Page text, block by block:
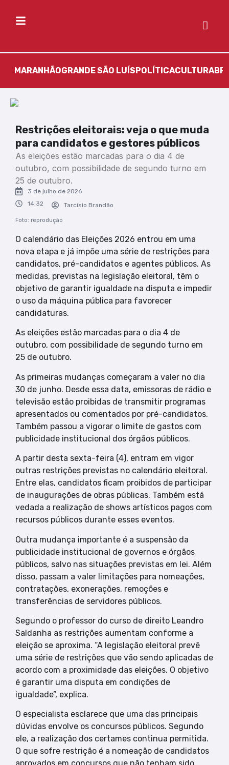
MARANHÃOGRANDE SÃO LUÍSPOLÍTICACULTURA
Restrições eleitorais: veja o que muda
para candidatos e gestores públicos
As eleições estão marcadas para o dia 4 de
outubro, com possibilidade de segundo turno em
25 de outubro.
3 de julho de 2026
14:32
Tarcísio Brandão
Foto: reprodução
O calendário das Eleições 2026 entrou em uma
nova etapa e já impõe uma série de restrições para
candidatos, pré-candidatos e agentes públicos. As
medidas, previstas na legislação eleitoral, têm o
objetivo de garantir igualdade na disputa e impedir
o uso da máquina pública para favorecer
candidaturas.
As eleições estão marcadas para o dia 4 de
outubro, com possibilidade de segundo turno em
25 de outubro.
As primeiras mudanças começaram a valer no dia
30 de junho. Desde essa data, emissoras de rádio e
televisão estão proibidas de transmitir programas
apresentados ou comentados por pré-candidatos.
Também passou a vigorar o limite de gastos com
publicidade institucional dos órgãos públicos.
A partir desta sexta-feira (4), entram em vigor
outras restrições previstas no calendário eleitoral.
Entre elas, candidatos ficam proibidos de participar
de inaugurações de obras públicas. Também está
vedada a realização de shows artísticos pagos com
recursos públicos durante esses eventos.
Outra mudança importante é a suspensão da
publicidade institucional de governos e órgãos
públicos, salvo nas situações previstas em lei. Além
disso, passam a valer limitações para nomeações,
contratações, exonerações, remoções e
transferências de servidores públicos.
Segundo o professor do curso de direito Leandro
Saldanha as restrições aumentam conforme a
eleição se aproxima. “A legislação eleitoral prevê
uma série de restrições que vão sendo aplicadas de
acordo com a proximidade das eleições. O objetivo
é garantir uma disputa em condições de
igualdade”, explica.
O especialista esclarece que uma das principais
dúvidas envolve os concursos públicos. Segundo
ele, a realização dos certames continua permitida.
O que sofre restrição é a nomeação de candidatos